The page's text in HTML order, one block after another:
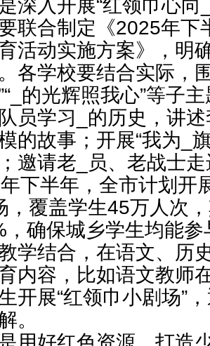
深入开展“红领巾心
联合制定《2025年下
活动实施方案》，明
各学校要结合实际，
的光辉照我心”等子
员学习_的历史，讲
的故事；开展“我为_
邀请老_员、老战士
下半年，全市计划开
，覆盖学生45万人次
，确保城乡学生均能
学结合，在语文、历
内容，比如语文教师
开展“红领巾小剧场”
。